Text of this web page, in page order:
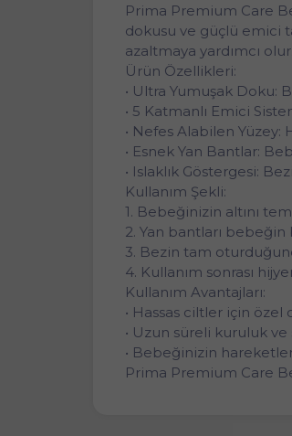
Prima Premium Care
dokusu ve güçlü emici
azaltmaya yardımcı olur.
Ürün Özellikleri:
• Ultra Yumuşak Doku:
• 5 Katmanlı Emici
• Nefes Alabilen Yüzey:
• Esnek Yan Bantlar:
• Islaklık Göstergesi:
Kullanım Şekli:
1. Bebeğinizin altını
2. Yan bantları
3. Bezin tam
4. Kullanım sonrası
Kullanım Avantajları:
• Hassas ciltler için
• Uzun süreli kuruluk ve
• Bebeğinizin
Prima Premium Care